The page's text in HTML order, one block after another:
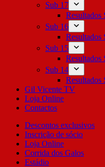
Sub 17
Resultados
Sub 16
Resultados
Sub 15
Resultados
Sub 14
Resultados
Gil Vicente TV
Loja Online
Contactos
Descontos exclusivos
Inscrição de sócio
Loja Online
Corrida dos Galos
Estádio